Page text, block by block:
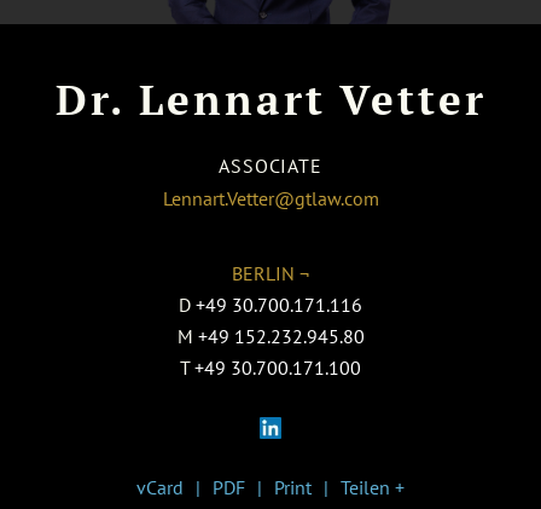
Dr. Lennart Vetter
ASSOCIATE
Lennart.Vetter@gtlaw.com
BERLIN ¬
D +49 30.700.171.116
M +49 152.232.945.80
T +49 30.700.171.100
vCard PDF Print Teilen +